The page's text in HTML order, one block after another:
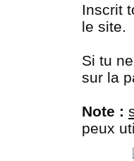
Inscrit
le site.
Si tu
sur la
Note :
peux